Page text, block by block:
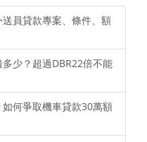
員貸款專案、條件、額
少？超過DBR22倍不能
何爭取機車貸款30萬額